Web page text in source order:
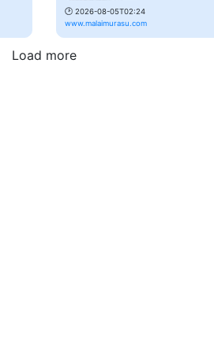
🕑 2026-08-05T02:24
www.malaimurasu.com
Load more